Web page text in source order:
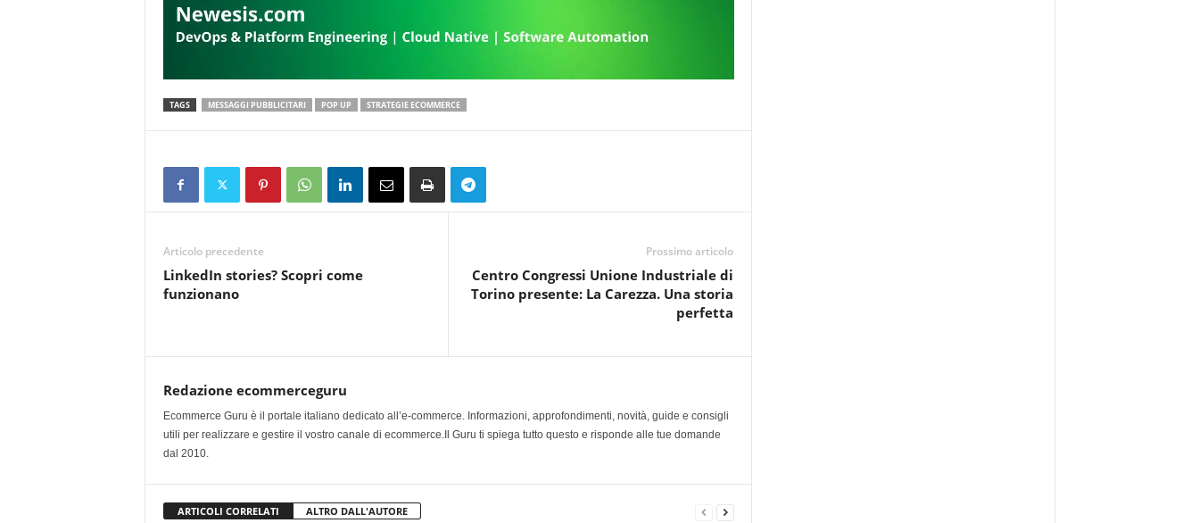
TAGS MESSAGGI PUBBLICITARI POP UP STRATEGIE ECOMMERCE
Articolo precedente
LinkedIn stories? Scopri come
funzionano
Prossimo articolo
Centro Congressi Unione Industriale di
Torino presente: La Carezza. Una storia
perfetta
Redazione ecommerceguru
Ecommerce Guru è il portale italiano dedicato all’e-commerce. Informazioni, approfondimenti, novità, guide e consigli
utili per realizzare e gestire il vostro canale di ecommerce.Il Guru ti spiega tutto questo e risponde alle tue domande
dal 2010.
ARTICOLI CORRELATI ALTRO DALL'AUTORE